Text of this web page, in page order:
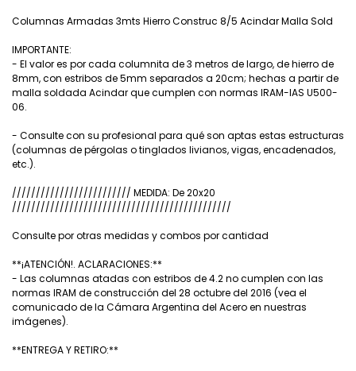
Columnas Armadas 3mts Hierro Construc 8/5 Acindar Malla Sold
IMPORTANTE:
- El valor es por cada columnita de 3 metros de largo, de hierro de
8mm, con estribos de 5mm separados a 20cm; hechas a partir de
malla soldada Acindar que cumplen con normas IRAM-IAS U500-
06.
- Consulte con su profesional para qué son aptas estas estructuras
(columnas de pérgolas o tinglados livianos, vigas, encadenados,
etc.).
///////////////////////// MEDIDA: De 20x20
//////////////////////////////////////////////
Consulte por otras medidas y combos por cantidad
**¡ATENCIÓN!. ACLARACIONES:**
- Las columnas atadas con estribos de 4.2 no cumplen con las
normas IRAM de construcción del 28 octubre del 2016 (vea el
comunicado de la Cámara Argentina del Acero en nuestras
imágenes).
**ENTREGA Y RETIRO:**